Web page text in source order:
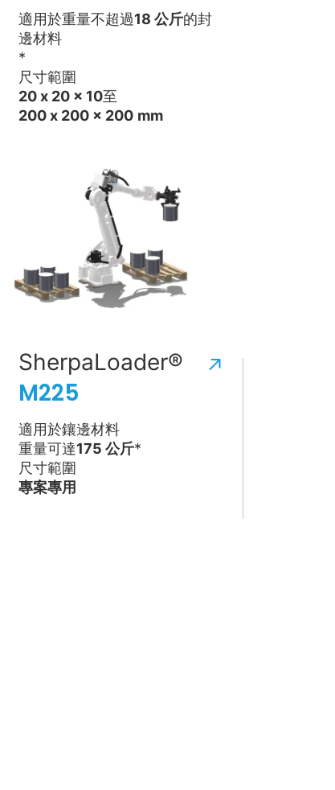
適用於重量不超過18 公斤的封
邊材料
*
尺寸範圍
20 x 20 x 10至
200 x 200 x 200 mm
SherpaLoader®
M225
適用於鑲邊材料
重量可達175 公斤*
尺寸範圍
專案專用